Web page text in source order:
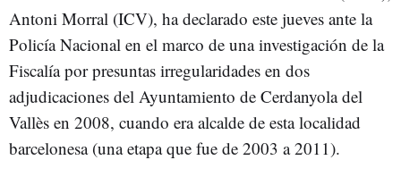
Antoni Morral (ICV), ha declarado este jueves ante la
Policía Nacional en el marco de una investigación de la
Fiscalía por presuntas irregularidades en dos
adjudicaciones del Ayuntamiento de Cerdanyola del
Vallès en 2008, cuando era alcalde de esta localidad
barcelonesa (una etapa que fue de 2003 a 2011).